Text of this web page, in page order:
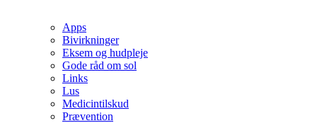
Apps
Bivirkninger
Eksem og hudpleje
Gode råd om sol
Links
Lus
Medicintilskud
Prævention